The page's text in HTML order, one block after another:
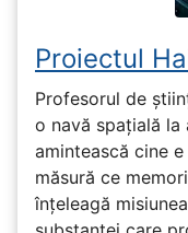
Proiectul
Profesorul de
o navă spațială la
amintească cine
măsură ce
înțeleagă